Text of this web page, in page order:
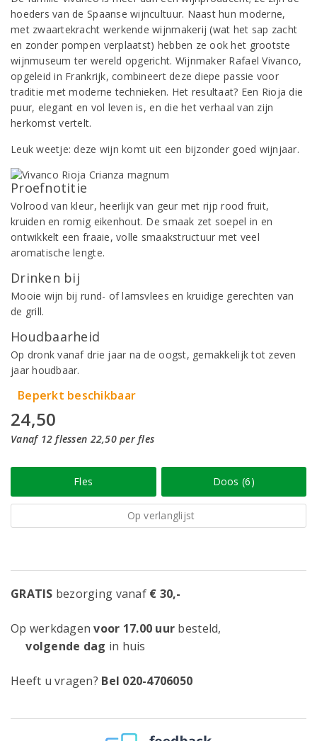
hoeders van de Spaanse wijncultuur. Naast hun moderne,
met zwaartekracht werkende wijnmakerij (wat het sap zacht
en zonder pompen verplaatst) hebben ze ook het grootste
wijnmuseum ter wereld opgericht. Wijnmaker Rafael Vivanco,
opgeleid in Frankrijk, combineert deze diepe passie voor
traditie met moderne technieken. Het resultaat? Een Rioja die
puur, elegant en vol leven is, en die het verhaal van zijn
herkomst vertelt.
Leuk weetje: deze wijn komt uit een bijzonder goed wijnjaar.
Proefnotitie
Volrood van kleur, heerlijk van geur met rijp rood fruit,
kruiden en romig eikenhout. De smaak zet soepel in en
ontwikkelt een fraaie, volle smaakstructuur met veel
aromatische lengte.
Drinken bij
Mooie wijn bij rund- of lamsvlees en kruidige gerechten van
de grill.
Houdbaarheid
Op dronk vanaf drie jaar na de oogst, gemakkelijk tot zeven
jaar houdbaar.
Beperkt beschikbaar
24,50
Vanaf 12 flessen 22,50 per fles
Fles Doos (6)
Op verlanglijst
GRATIS bezorging vanaf € 30,-
Op werkdagenvoor 17.00 uur besteld,
volgende dag in huis
Heeft u vragen? Bel 020-4706050